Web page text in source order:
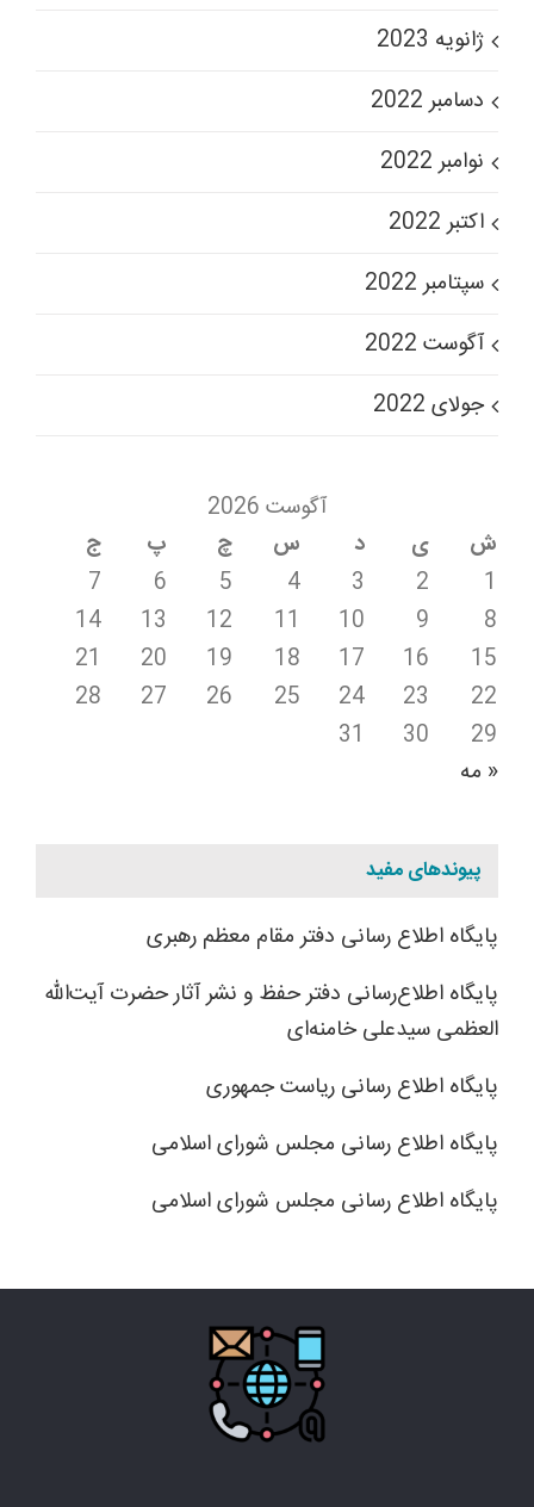
ژانویه 2023
دسامبر 2022
نوامبر 2022
اکتبر 2022
سپتامبر 2022
آگوست 2022
جولای 2022
آگوست 2026
ش
ی د س چ پ
ج
1
2
3
4
5
6
7
8
9
10
11
12
13
14
15
16
17
18
19
20
21
22
23
24
25
26
27
28
29
30
31
« مه
پیوندهای مفید
پایگاه اطلاع رسانی دفتر مقام معظم رهبری
پایگاه اطلاع‌رسانی دفتر حفظ و نشر آثار حضرت آیت‌الله
العظمی سیدعلی خامنه‌ای
پایگاه اطلاع رسانی ریاست جمهوری
پایگاه اطلاع رسانی مجلس شورای اسلامی
پایگاه اطلاع رسانی مجلس شورای اسلامی